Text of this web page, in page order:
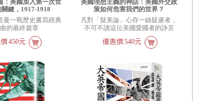
：美國加入第一次世
鍵，1917-1918
曼一戰歷史書寫經典
的最終篇章
450元
美國理想主義的神話：美國外交政
策如何危害我們的世界？
凡對「疑美論」心存一絲疑慮者，
不可不讀這位美國愛國者的諍言
優惠價540元